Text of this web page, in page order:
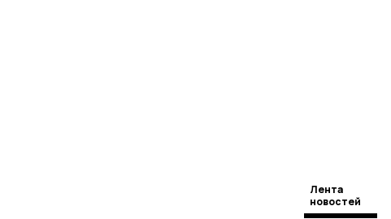
Лента
новостей